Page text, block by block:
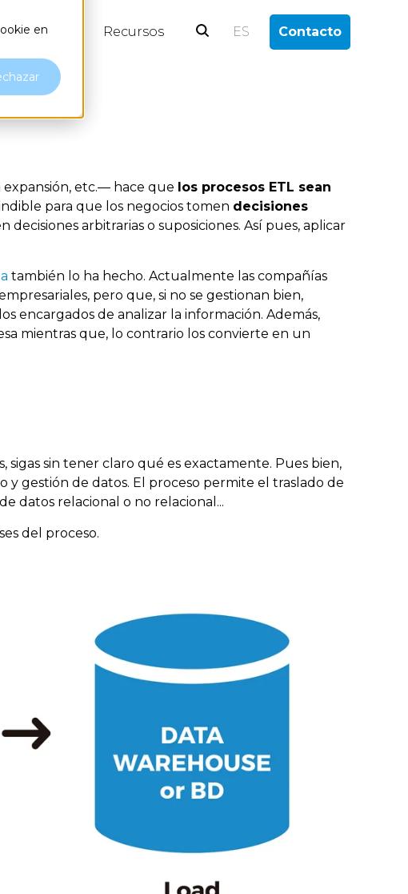
enBlog Recursos ES Contacto
expansión, etc.— hace que los procesos ETL sean
para que los negocios tomen decisiones
arbitrarias o suposiciones. Así pues, aplicar
también lo ha hecho. Actualmente las compañías
pero que, si no se gestionan bien,
encargados de analizar la información. Además,
mientras que, lo contrario los convierte en un
sigas sin tener claro qué es exactamente. Pues bien,
y gestión de datos. El proceso permite el traslado de
datos relacional o no relacional...
del proceso.